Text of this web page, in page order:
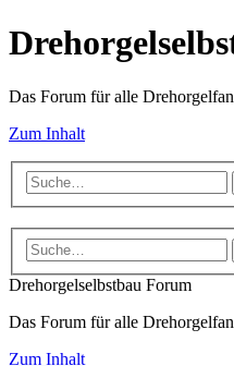
Das Forum für alle
Zum Inhalt
Drehorgelselbstbau Forum
Das Forum für alle
Zum Inhalt